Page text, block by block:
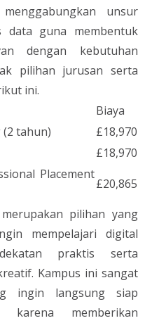
unsur
data guna membentuk
dengan kebutuhan
pilihan jurusan serta
ini.
Biaya
tahun)
£18,970
£18,970
Placement
£20,865
pilihan yang
mempelajari digital
praktis serta
Kampus ini sangat
ingin langsung siap
karena memberikan